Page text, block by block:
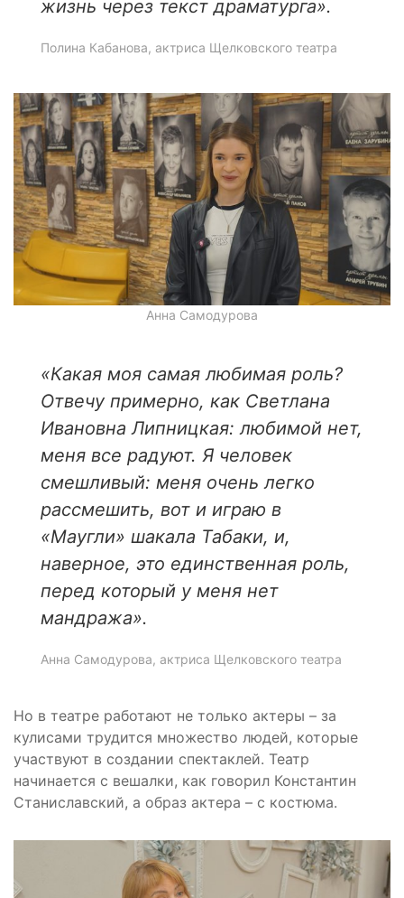
жизнь через текст драматурга».
Полина Кабанова, актриса Щелковского театра
Анна Самодурова
«Какая моя самая любимая роль?
Отвечу примерно, как Светлана
Ивановна Липницкая: любимой нет,
меня все радуют. Я человек
смешливый: меня очень легко
рассмешить, вот и играю в
«Маугли» шакала Табаки, и,
наверное, это единственная роль,
перед который у меня нет
мандража».
Анна Самодурова, актриса Щелковского театра
Но в театре работают не только актеры – за
кулисами трудится множество людей, которые
участвуют в создании спектаклей. Театр
начинается с вешалки, как говорил Константин
Станиславский, а образ актера – с костюма.